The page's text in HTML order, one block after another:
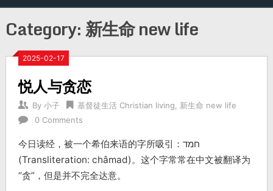
Category:新生命 new life
2025-02-17
悦人与贪恋
By 小子 基督徒生活 Christian living
新生命 new life
0 Comments
今日读经，被一个希伯来语的字所吸引：חמד
(Transliteration: châmad)。这个字常常在中文被翻译为
“贪”，但是并不完全达意。